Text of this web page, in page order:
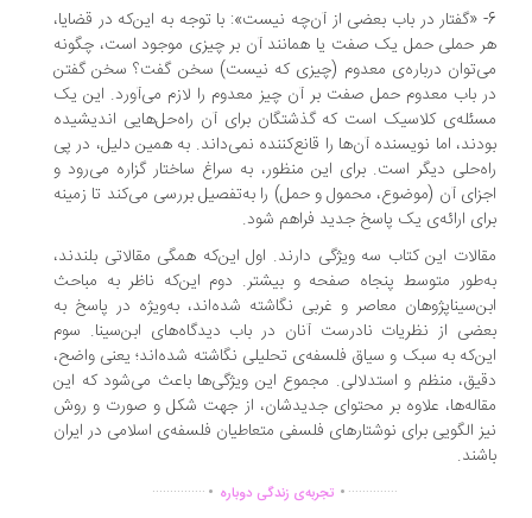
«گفتار در باب بعضی از آن‌چه نیست»: با توجه به این‌که در قضایا،
حملی حمل یک صفت یا همانند آن بر چیزی موجود است، چگونه
درباره‌ی معدوم (چیزی که نیست) سخن گفت؟ سخن گفتن
باب معدوم حمل صفت بر آن چیز معدوم را لازم می‌آورد. این یک
کلاسیک است که گذشتگان برای آن راه‌حل‌هایی اندیشیده
اما نویسنده آن‌ها را قانع‌کننده نمی‌داند. به همین دلیل، در پی
دیگر است. برای این منظور، به سراغ ساختار گزاره می‌رود و
آن (موضوع، محمول و حمل) را به‌تفصیل بررسی می‌کند تا زمینه
ارائه‌ی یک پاسخ جدید فراهم شود.
این کتاب سه ویژگی دارند. اول این‌که همگی مقالاتی بلندند،
متوسط پنجاه صفحه و بیشتر. دوم این‌که ناظر به مباحث
معاصر و غربی نگاشته شده‌اند، به‌ویژه در پاسخ به
از نظریات نادرست آنان در باب دیدگاه‌های ابن‌سینا. سوم
به سبک و سیاق فلسفه‌ی تحلیلی نگاشته شده‌اند؛ یعنی واضح،
منظم و استدلالی. مجموع این ویژگی‌ها باعث می‌شود که این
علاوه بر محتوای جدیدشان، از جهت شکل و صورت و روش
الگویی برای نوشتارهای فلسفی متعاطیان فلسفه‌ی اسلامی در ایران
............... .تجربه‌ی زندگی دوباره ...............